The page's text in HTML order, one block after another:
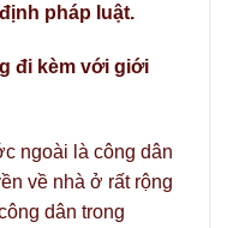
pháp luật.
đi kèm với giới
ngoài là công dân
về nhà ở rất rộng
dân trong